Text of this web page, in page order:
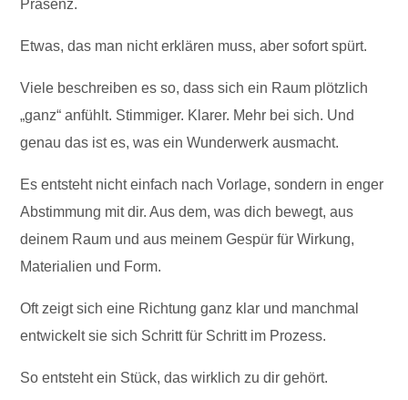
Präsenz.
Etwas, das man nicht erklären muss, aber sofort spürt.
Viele beschreiben es so, dass sich ein Raum plötzlich
„ganz“ anfühlt. Stimmiger. Klarer. Mehr bei sich. Und
genau das ist es, was ein Wunderwerk ausmacht.
Es entsteht nicht einfach nach Vorlage, sondern in enger
Abstimmung mit dir. Aus dem, was dich bewegt, aus
deinem Raum und aus meinem Gespür für Wirkung,
Materialien und Form.
Oft zeigt sich eine Richtung ganz klar und manchmal
entwickelt sie sich Schritt für Schritt im Prozess.
So entsteht ein Stück, das wirklich zu dir gehört.